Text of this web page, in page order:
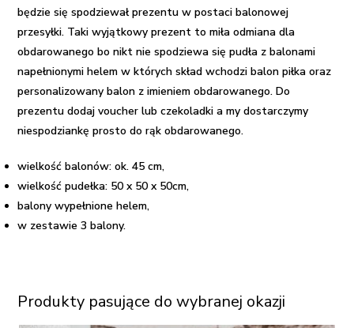
będzie się spodziewał prezentu w postaci balonowej
przesyłki. Taki wyjątkowy prezent to miła odmiana dla
obdarowanego bo nikt nie spodziewa się pudła z balonami
napełnionymi helem w których skład wchodzi balon piłka oraz
personalizowany balon z imieniem obdarowanego. Do
prezentu dodaj voucher lub czekoladki a my dostarczymy
niespodziankę prosto do rąk obdarowanego.
wielkość balonów: ok. 45 cm,
wielkość pudełka: 50 x 50 x 50cm,
balony wypełnione helem,
w zestawie 3 balony.
Produkty pasujące do wybranej okazji